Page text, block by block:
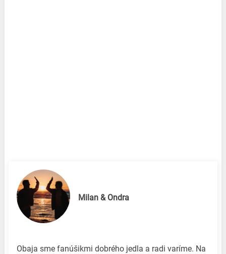
Milan & Ondra
Obaja sme fanúšikmi dobrého jedla a radi varíme. Na